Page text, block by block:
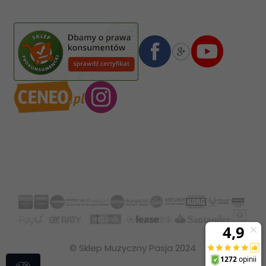
08 1140 2004 0000 3102 4903 0792
© Sklep Muzyczny Pasja 2024